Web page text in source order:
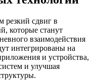
резкий сдвиг в
которые станут
взаимодействия
интегрированы на
и устройства,
и улучшая